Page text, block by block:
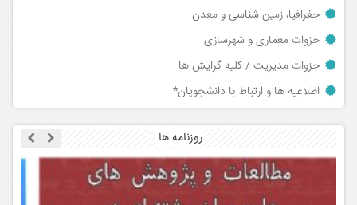
جغرافیا، زمین شناسی و معدن
جزوات معماری و شهرسازی
جزوات مدیریت / کلیه گرایش ها
اطلاعیه ها و ارتباط با دانشجویان*
روزنامه ها